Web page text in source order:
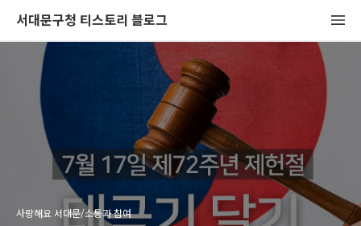
서대문구청 티스토리 블로그
사랑해요 서대문/소통과 참여